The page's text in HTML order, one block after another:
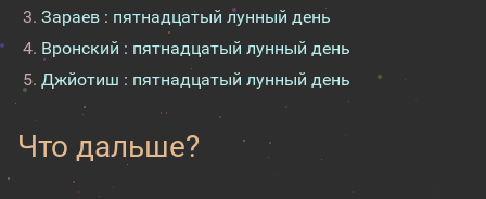
Зараев : пятнадцатый лунный день
Вронский : пятнадцатый лунный день
Джйотиш : пятнадцатый лунный день
Что дальше?